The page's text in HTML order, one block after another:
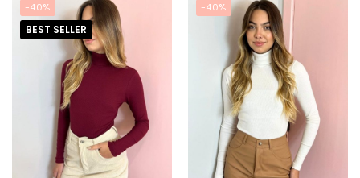
-40%
BEST SELLER
-40%